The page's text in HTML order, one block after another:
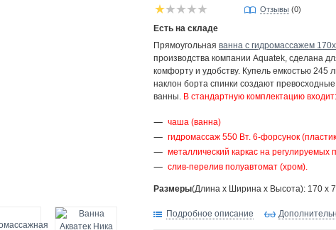
Отзывы (0)
Есть на складе
Прямоугольная ванна с гидромассажем
производства компании Aquatek, сделана
комфорту и удобству. Купель емкостью 245
наклон борта спинки создают
ванны. В стандартную комплектацию входит:
чаша (ванна)
гидромассаж 550 Вт. 6-форсунок
металлический каркас на регулируемых
слив-перелив полуавтомат (хром).
Размеры(Длина х Ширина х Высота): 170 x
Подробное описание